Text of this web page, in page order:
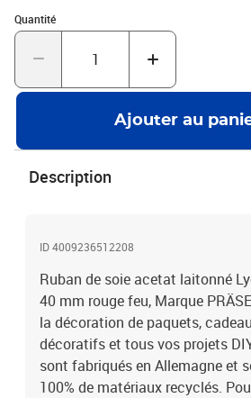
Quantité
Quantité : 1
Ajouter au
Description
ID 4009236512208
Ruban de soie acetat laitonné
40 mm rouge feu, Marque
la décoration de paquets,
décoratifs et tous vos projets
sont fabriqués en Allemagne et
100% de matériaux recyclés.